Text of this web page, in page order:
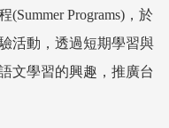
Programs)，於
活動，透過短期學習與
文學習的興趣，推廣台